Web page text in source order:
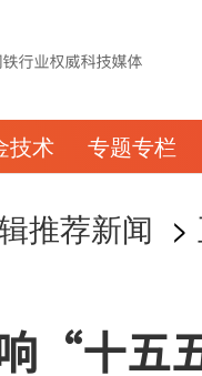
技术 专题专栏
推荐新闻 >
“十五